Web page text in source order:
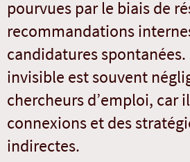
pourvues par le biais de
recommandations
candidatures spontanées.
invisible est souvent
chercheurs d’emploi, car
connexions et des
indirectes.